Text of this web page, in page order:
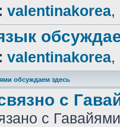
valentinakorea,
valentinakorea,
обсуждаем здесь
с
с